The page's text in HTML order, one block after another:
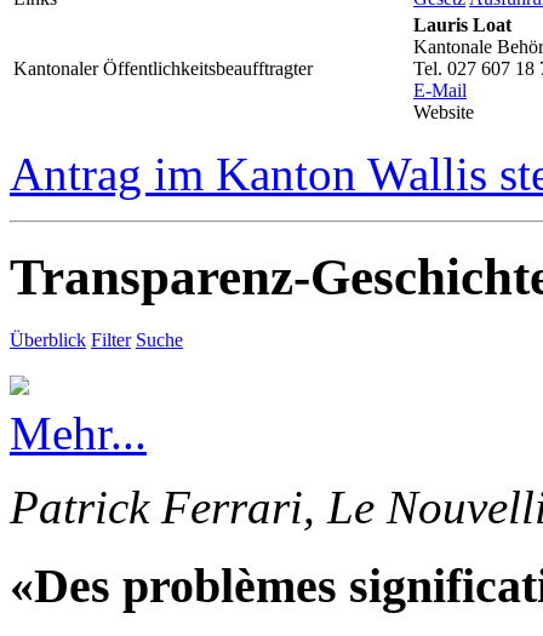
Kantonaler Öffentlichkeitsbeaufftragter
Lauris Loat
Kantonale
Tel. 027 607 18
E-Mail
Website
Antrag im Kanton Wallis
Transparenz-
Überblick Filter Suche
Mehr...
Patrick Ferrari, Le
«Des problèmes